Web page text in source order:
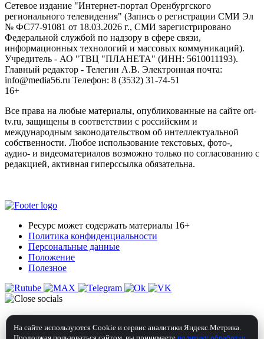
Сетевое издание "Интернет-портал Оренбургского
регионального телевидения" (Запись о регистрации СМИ Эл
№ ФС77-91081 от 18.03.2026 г., СМИ зарегистрировано
Федеральной службой по надзору в сфере связи,
информационных технологий и массовых коммуникаций).
Учредитель - АО "ТВЦ "ПЛАНЕТА" (ИНН: 5610011193).
Главный редактор - Телегин А.В. Электронная почта:
info@media56.ru Телефон: 8 (3532) 31-74-51
16+
Все права на любые материалы, опубликованные на сайте ort-
tv.ru, защищены в соответствии с российским и
международным законодательством об интеллектуальной
собственности. Любое использование текстовых, фото-,
аудио- и видеоматериалов возможно только по согласованию с
редакцией, активная гиперссылка обязательна.
Ресурс может содержать материалы 16+
Политика конфиденциальности
Персональные данные
Положение
Полезное
На сайте используются Cookie и сервис аналитики Яндекс.Метрика.